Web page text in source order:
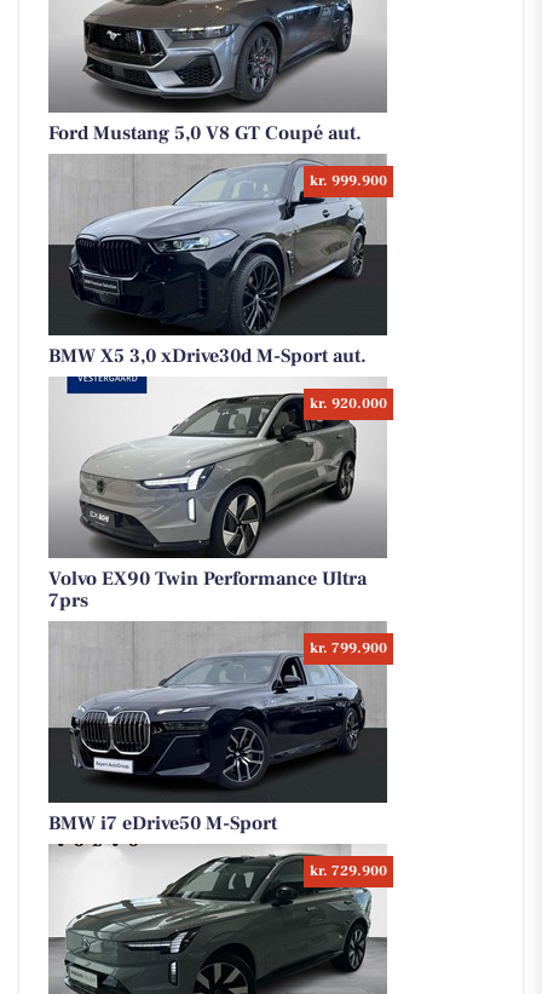
Ford Mustang 5,0 V8 GT Coupé aut.
kr. 999.900
BMW X5 3,0 xDrive30d M-Sport aut.
kr. 920.000
Volvo EX90 Twin Performance Ultra
7prs
kr. 799.900
BMW i7 eDrive50 M-Sport
kr. 729.900